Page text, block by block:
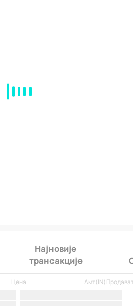
Најновије
трансакције
Цена Амт (IN)